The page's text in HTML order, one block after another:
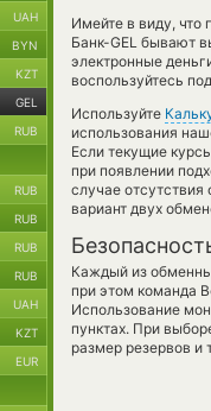
Имейте в виду, что
Банк-GEL бывают
электронные
воспользуйтесь
Используйте
использования
Если текущие
при появлении
случае
вариант двух
Каждый из
при этом команда
Использование
пунктах. При
размер резервов и
UAH
BYN
KZT
GEL
RUB
RUB
RUB
RUB
RUB
UAH
KZT
EUR